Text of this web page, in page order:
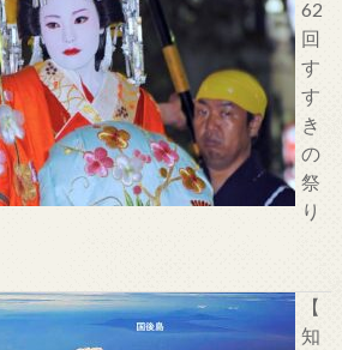
62
回
す
す
き
の
祭
り
【
知